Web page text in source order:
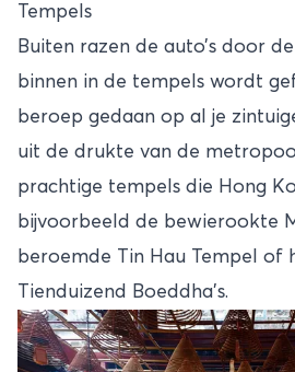
Tempels
Buiten razen de auto’s door
binnen in de tempels wordt
beroep gedaan op al je
uit de drukte van de
prachtige tempels die Hong
bijvoorbeeld de bewierookte
beroemde Tin Hau Tempel of
Tienduizend Boeddha’s.